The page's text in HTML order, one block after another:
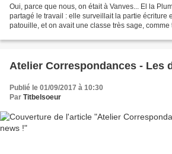
Oui, parce que nous, on était à Vanves... El la
partagé le travail : elle surveillait la partie écriture
patouille, et on avait une classe très sage, comme
Atelier Correspondances - Les
Publié le 01/09/2017 à 10:30
Par Titbelsoeur